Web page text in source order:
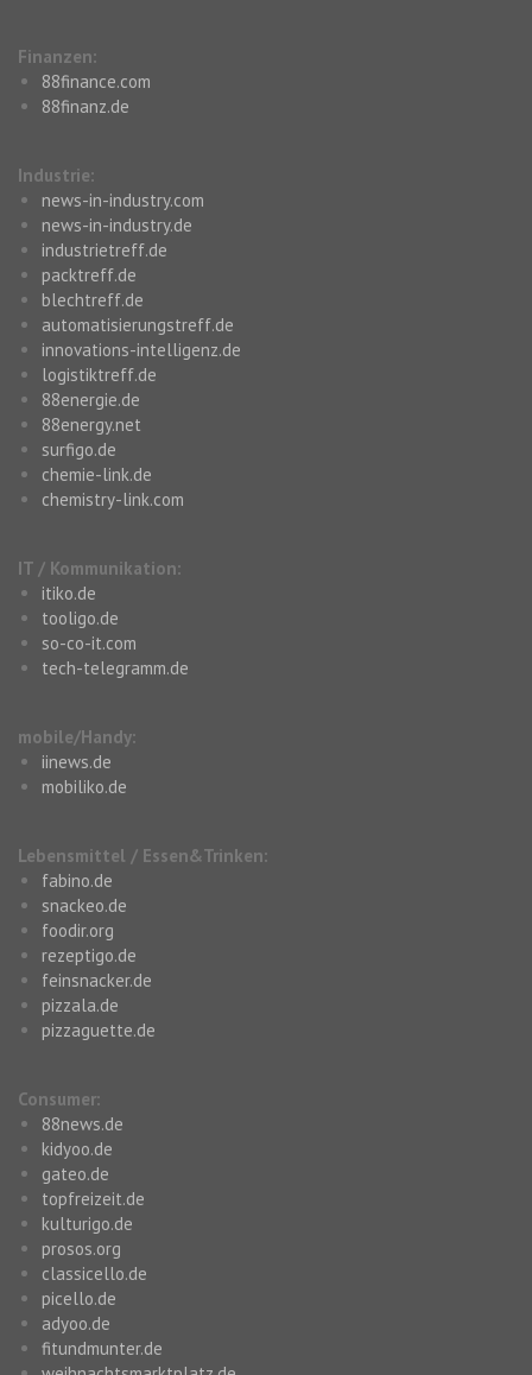
Finanzen:
88finance.com
88finanz.de
Industrie:
news-in-industry.com
news-in-industry.de
industrietreff.de
packtreff.de
blechtreff.de
automatisierungstreff.de
innovations-intelligenz.de
logistiktreff.de
88energie.de
88energy.net
surfigo.de
chemie-link.de
chemistry-link.com
IT / Kommunikation:
itiko.de
tooligo.de
so-co-it.com
tech-telegramm.de
mobile/Handy:
iinews.de
mobiliko.de
Lebensmittel / Essen&Trinken:
fabino.de
snackeo.de
foodir.org
rezeptigo.de
feinsnacker.de
pizzala.de
pizzaguette.de
Consumer:
88news.de
kidyoo.de
gateo.de
topfreizeit.de
kulturigo.de
prosos.org
classicello.de
picello.de
adyoo.de
fitundmunter.de